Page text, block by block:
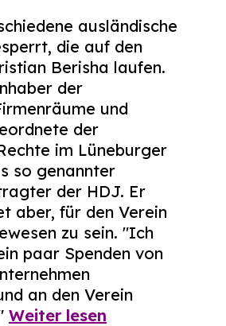
ausländische
die auf den
Berisha laufen.
der
und
der
im Lüneburger
so genannter
der HDJ. Er
aber, für den Verein
zu sein. "Ich
paar Spenden von
an den Verein
Weiter lesen